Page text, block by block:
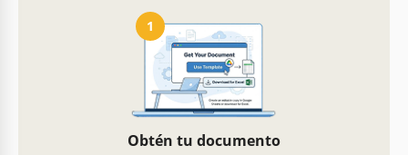
1
Obtén tu documento